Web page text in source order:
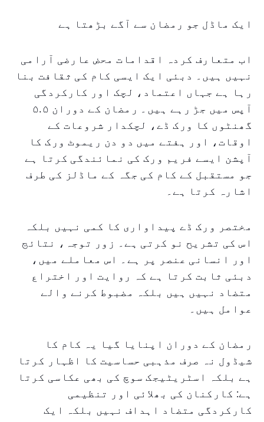
ایک ماڈل جو رمضان سے آگے بڑھتا ہے
اب متعارف کردہ اقدامات محض عارضی آرامی
نہیں ہیں۔ دبئی ایک ایسی کام کی ثقافت بنا
رہا ہے جہاں اعتماد، لچک اور کارکردگی
آپس میں جڑ رہے ہیں۔ رمضان کے دوران ۵.۵
گھنٹوں کا ورک ڈے، لچکدار شروعات کے
اوقات، اور ہفتے میں دو دن ریموٹ ورک کا
آپشن ایسے فریم ورک کی نمائندگی کرتا ہے
جو مستقبل کے کام کی جگہ کے ماڈلز کی طرف
اشارہ کرتا ہے۔
مختصر ورک ڈے پیداواری کا کمی نہیں بلکہ
اس کی تشریح نو کرتی ہے۔ زور توجہ، نتائج
اور انسانی عنصر پر ہے۔ اس معاملے میں،
دبئی ثابت کرتا ہے کہ روایت اور اختراع
متضاد نہیں ہیں بلکہ مضبوط کرنے والے
عوامل ہیں۔
رمضان کے دوران اپنایا گیا یہ کام کا
شیڈول نہ صرف مذہبی حساسیت کا اظہار کرتا
ہے بلکہ اسٹریٹیجک سوچ کی بھی عکاسی کرتا
ہے: کارکنان کی بھلائی اور تنظیمی
کارکردگی متضاد اہداف نہیں بلکہ ایک